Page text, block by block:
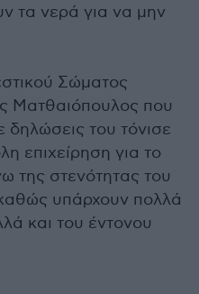
τα νερά για να μην
Σώματος
Ματθαιόπουλος που
δηλώσεις του τόνισε
επιχείρηση για το
της στενότητας του
υπάρχουν πολλά
και του έντονου